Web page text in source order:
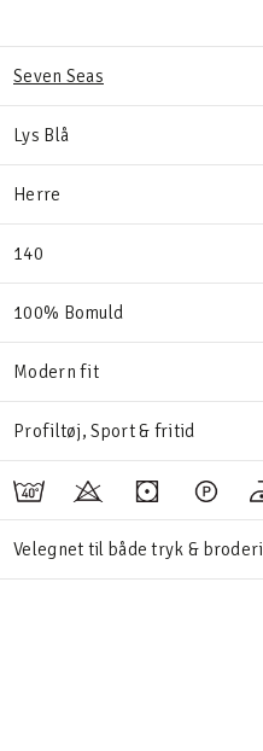
Seven Seas
Lys Blå
Herre
140
100% Bomuld
Modern fit
Profiltøj, Sport & fritid
Velegnet til både tryk & broderi